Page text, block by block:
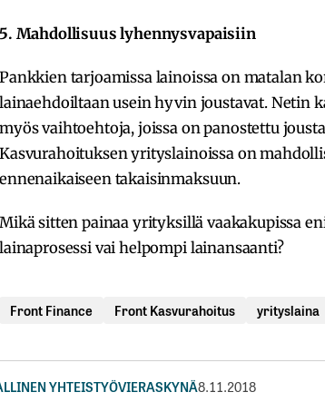
5. Mahdollisuus lyhennysvapaisiin
Pankkien tarjoamissa lainoissa on matalan
lainaehdoiltaan usein hyvin joustavat. Netin
myös vaihtoehtoja, joissa on panostettu
Kasvurahoituksen yrityslainoissa on
ennenaikaiseen takaisinmaksuun.
Mikä sitten painaa yrityksillä vaakakupissa
lainaprosessi vai helpompi lainansaanti?
Front Finance Front Kasvurahoitus yrityslaina
YHTEISTYÖVIERASKYNÄ8.11.2018